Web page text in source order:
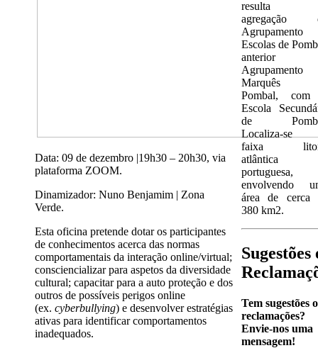
Data: 09 de dezembro |19h30 – 20h30, via
plataforma ZOOM.
Dinamizador: Nuno Benjamim | Zona
Verde.
Esta oficina pretende dotar os participantes
de conhecimentos acerca das normas
comportamentais da interação online/virtual;
consciencializar para aspetos da diversidade
cultural; capacitar para a auto proteção e dos
outros de possíveis perigos online
(ex. cyberbullying) e desenvolver estratégias
ativas para identificar comportamentos
inadequados.
resulta
agregação
Agrupamento
Escolas de
anterior
Agrupamento
Marquês
Pombal,
Escola
de
Localiza-se
faixa
atlântica
portuguesa,
envolvendo
área de cerca
380 km2.
Sugestões
Tem sugestões
reclamações?
Envie-nos uma
mensagem!